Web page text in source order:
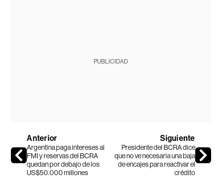
PUBLICIDAD
Anterior
Argentina paga intereses al
FMI y reservas del BCRA
quedan por debajo de los
US$50.000 millones
Siguiente
Presidente del BCRA dice
que no ve necesaria una baja
de encajes para reactivar el
crédito